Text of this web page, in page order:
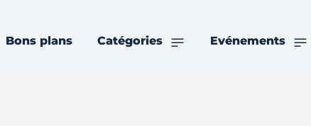
Bons plans Catégories Evénements